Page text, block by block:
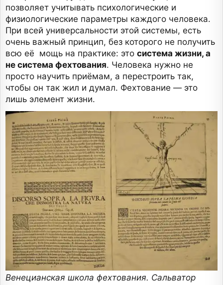
позволяет учитывать психологические и
физиологические параметры каждого человека.
При всей универсальности этой системы, есть
очень важный принцип, без которого не получить
всю её мощь на практике: это система жизни, а
не система фехтования. Человека нужно не
просто научить приёмам, а перестроить так,
чтобы он так жил и думал. Фехтование — это
лишь элемент жизни.
Венецианская школа фехтования. Сальватор